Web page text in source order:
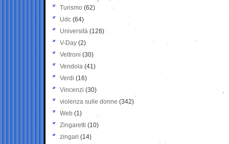
Turismo (62)
Udc (64)
Università (128)
V-Day (2)
Veltroni (30)
Vendola (41)
Verdi (16)
Vincenzi (30)
violenza sulle donne (342)
Web (1)
Zingaretti (10)
zingari (14)